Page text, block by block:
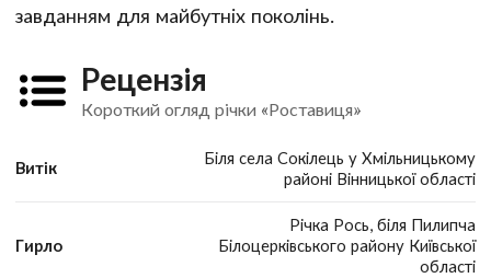
завданням для майбутніх поколінь.
Рецензія
Короткий огляд річки «Роставиця»
Витік
Біля села Сокілець у Хмільницькому
районі Вінницької області
Гирло
Річка Рось, біля Пилипча
Білоцерківського району Київської
області